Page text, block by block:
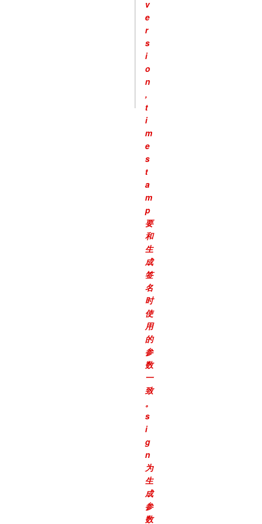
v
e
r
s
i
o
n
,
t
i
m
e
s
t
a
m
p
要
和
生
成
签
名
时
使
用
的
参
数
一
致
。
s
i
g
n
为
生
成
参
数